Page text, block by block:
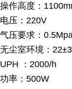
操作高度：
电压：220V
气压要求：
无尘室环境：
UPH ：2000/h
功率：500W